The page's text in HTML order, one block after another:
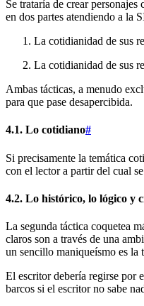
Se trataría de crear
en dos partes atendiendo a la
La cotidianidad de sus
La cotidianidad de sus
Ambas tácticas, a menudo
para que pase desapercibida.
4.1. Lo cotidiano#
Si precisamente la temática
con el lector a partir del cual
4.2. Lo histórico, lo lógico y
La segunda táctica coquetea
claros son a través de una
un sencillo maniqueísmo es la
El escritor debería regirse por
barcos si el escritor no sabe